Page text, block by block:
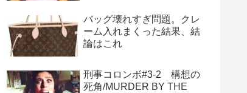
バッグ壊れすぎ問題。クレ
ーム入れまくった結果、結
論はこれ
刑事コロンボ#3-2 構想の
死角/MURDER BY THE